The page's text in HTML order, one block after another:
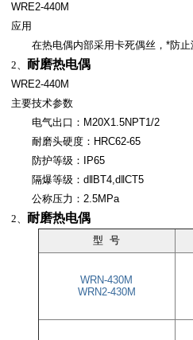
WRE2-440M
应用
在热电偶内部采用卡死偶丝，*防止
2、 耐磨热电偶
WRE2-440M
主要技术参数
电气出口：M20X1.5NPT1/2
耐磨头硬度：HRC62-65
防护等级：IP65
隔爆等级：d‖BT4,d‖CT5
公称压力：2.5MPa
2、 耐磨热电偶
型 号
WRN-430M
WRN2-430M